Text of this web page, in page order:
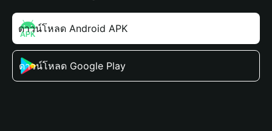
ดาวน์โหลด Android APK
ดาวน์โหลด Google Play